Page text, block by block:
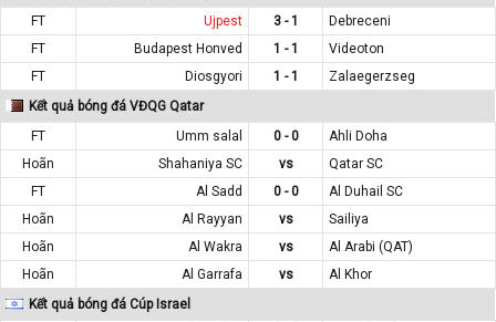
FT
Ujpest 3 - 1
Debreceni
FT
Budapest Honved 1 - 1
Videoton
FT
Diosgyori 1 - 1
Zalaegerzseg
Kết quả bóng đá VĐQG Qatar
FT
Umm salal 0 - 0
Ahli Doha
Hoãn
Shahaniya SC vs
Qatar SC
FT
Al Sadd 0 - 0
Al Duhail SC
Hoãn
Al Rayyan vs
Sailiya
Hoãn
Al Wakra vs
Al Arabi (QAT)
Hoãn
Al Garrafa vs
Al Khor
Kết quả bóng đá Cúp Israel